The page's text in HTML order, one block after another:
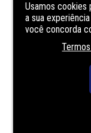
Espaço gourmet
Piscina adulto
Usamos cookies
a sua
você concorda